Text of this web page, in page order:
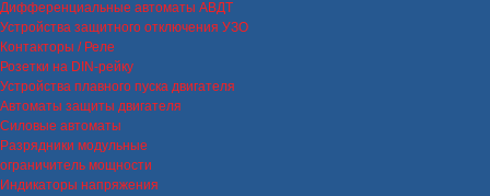
Дифференциальные автоматы АВДТ
Устройства защитного отключения УЗО
Контакторы / Реле
Розетки на DIN-рейку
Устройства плавного пуска двигателя
Автоматы защиты двигателя
Силовые автоматы
Разрядники модульные
ограничитель мощности
Индикаторы напряжения